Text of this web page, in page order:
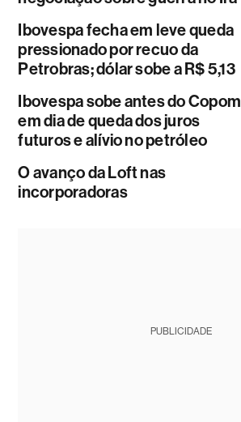
Ibovespa fecha em leve queda
pressionado por recuo da
Petrobras; dólar sobe a R$ 5,13
Ibovespa sobe antes do Copom
em dia de queda dos juros
futuros e alívio no petróleo
O avanço da Loft nas
incorporadoras
PUBLICIDADE